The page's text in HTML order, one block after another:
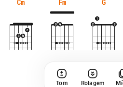
Cm Fm G
Tom Rolagem